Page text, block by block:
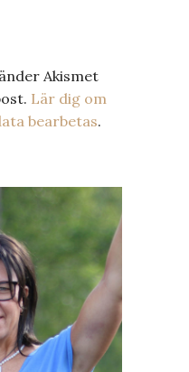
Akismet
Lär dig om
bearbetas.